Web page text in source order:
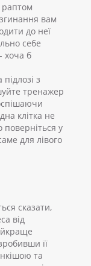
вам
до неї
себе
хоча б
з
тренажер
клітка не
поверніться у
для лівого
сказати,
від
її
та